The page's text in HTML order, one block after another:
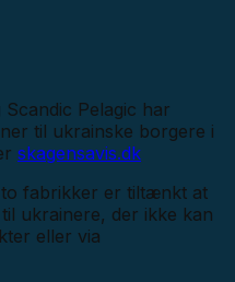
Pelagic har
til ukrainske borgere i
skagensavis.dk
fabrikker er tiltænkt at
ukrainere, der ikke kan
eller via